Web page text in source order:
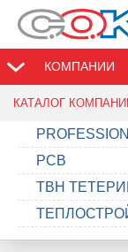
КОМПАНИИ
КАТАЛОГ
РСВ
ТВН